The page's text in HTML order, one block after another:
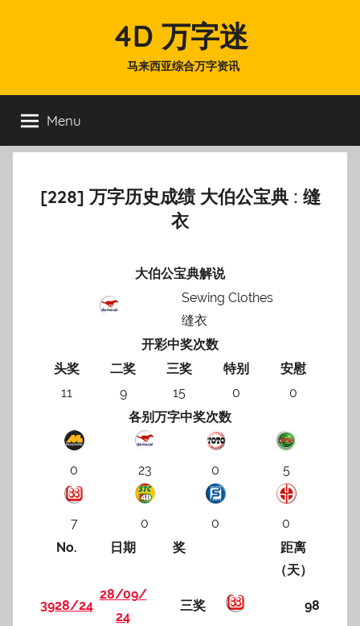
4D 万字迷
马来西亚综合万字资讯
Menu
[228] 万字历史成绩 大伯公宝典 : 缝
衣
大伯公宝典解说
Sewing Clothes
缝衣
开彩中奖次数
头奖
二奖 三奖 特别
安慰
11
9 15 0
0
各别万字中奖次数
0 23 0 5
7 0 0
0
No.
日期 奖
距离
（天）
3928/24
28/09/
24
三奖 98